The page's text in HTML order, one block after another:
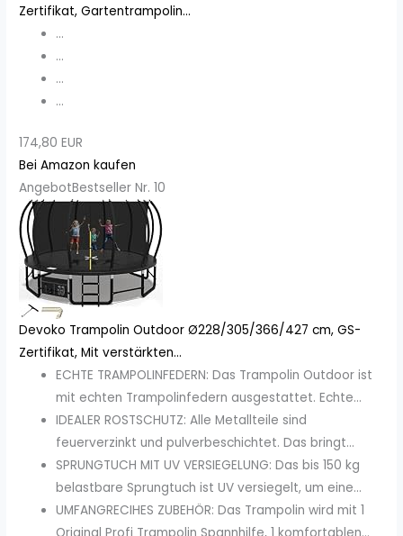
Zertifikat, Gartentrampolin...
...
...
...
...
174,80 EUR
Bei Amazon kaufen
AngebotBestseller Nr. 10
Devoko Trampolin Outdoor Ø228/305/366/427 cm, GS-
Zertifikat, Mit verstärkten...
ECHTE TRAMPOLINFEDERN: Das Trampolin Outdoor ist
mit echten Trampolinfedern ausgestattet. Echte...
IDEALER ROSTSCHUTZ: Alle Metallteile sind
feuerverzinkt und pulverbeschichtet. Das bringt...
SPRUNGTUCH MIT UV VERSIEGELUNG: Das bis 150 kg
belastbare Sprungtuch ist UV versiegelt, um eine...
UMFANGRECIHES ZUBEHÖR: Das Trampolin wird mit 1